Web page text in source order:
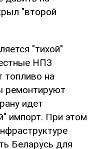
"второй
"тихой"
НПЗ
топливо на
ремонтируют
идет
импорт. При этом
Беларусь для